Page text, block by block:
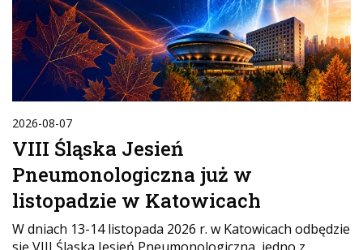
2026-08-07
VIII Śląska Jesień
Pneumonologiczna już w
listopadzie w Katowicach
W dniach 13-14 listopada 2026 r. w Katowicach odbędzie